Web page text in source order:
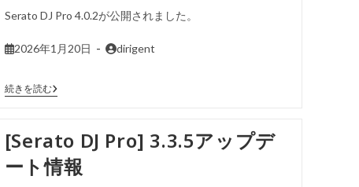
Serato DJ Pro 4.0.2が公開されました。
2026年1月20日 dirigent
続きを読む
[Serato DJ Pro] 3.3.5アップデ
ート情報